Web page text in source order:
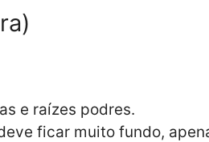
e raízes podres.
ficar muito fundo,